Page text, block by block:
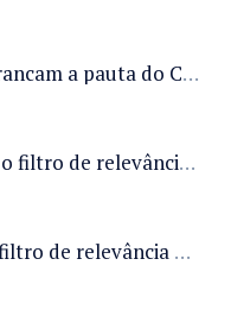
Vetos presidenciais trancam a pauta do Congresso com 87 itens pendentes e incluem trechos do Orçamento de 2026
Lei que regulamenta o filtro de relevância no STJ define requisitos para recurso especial e efeitos processuais
Regulamentação do filtro de relevância permitirá ao STJ concentrar julgamentos de maior impacto nacional